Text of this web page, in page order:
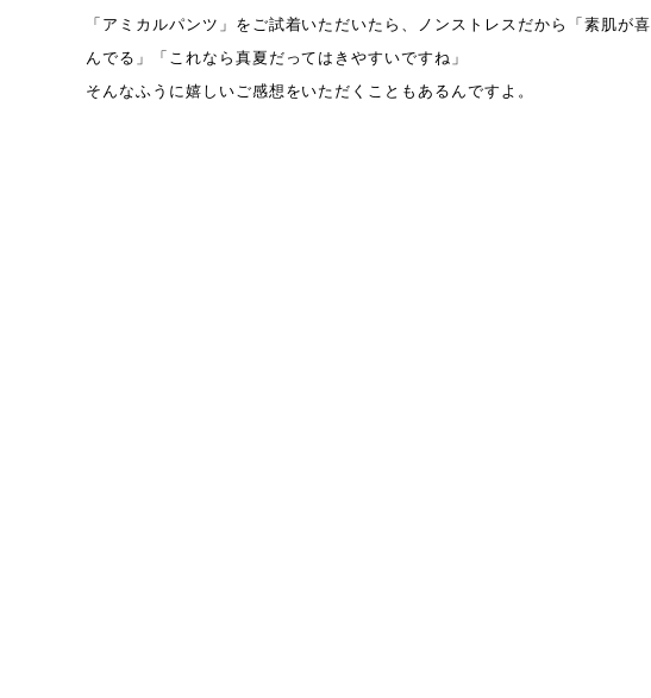
「アミカルパンツ」をご試着いただいたら、ノンストレスだから「素肌が喜
んでる」「これなら真夏だってはきやすいですね」
そんなふうに嬉しいご感想をいただくこともあるんですよ。